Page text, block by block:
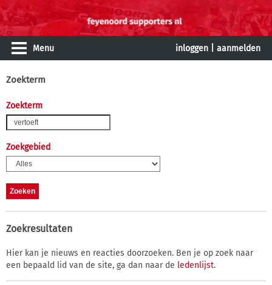
Menu inloggen aanmelden
Zoekterm
Zoekterm
Zoekgebied
Zoekresultaten
Hier kan je nieuws en reacties doorzoeken. Ben je op zoek naar
een bepaald lid van de site, ga dan naar de ledenlijst.